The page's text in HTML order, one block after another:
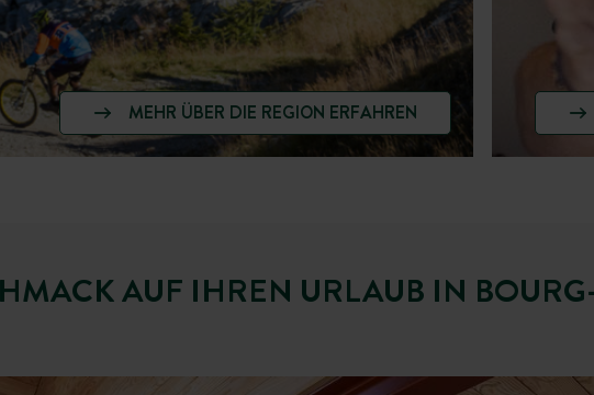
MEHR ÜBER DIE REGION ERFAHREN
AUF IHREN URLAUB IN